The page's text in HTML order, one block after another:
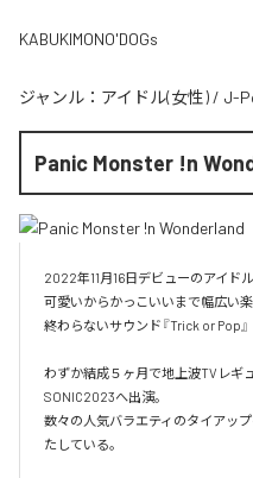
KABUKIMONO'DOGs
ジャンル： アイドル(女性) / J-
Panic Monster !n
2022年11月16日デビューのアイド
可愛いからかっこいいまで幅広い
終わらないサウンド『Trick or Pop』
わずか結成５ヶ月で地上波TVレギ
SONIC2023へ出演。
数々の人気バラエティのタイアッ
たしている。